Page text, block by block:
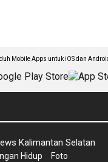
Mobile Apps untuk iOS dan
Kalimantan Selatan
Hidup
Foto